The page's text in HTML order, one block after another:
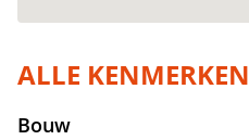
ALLE KENMERKEN
Bouw